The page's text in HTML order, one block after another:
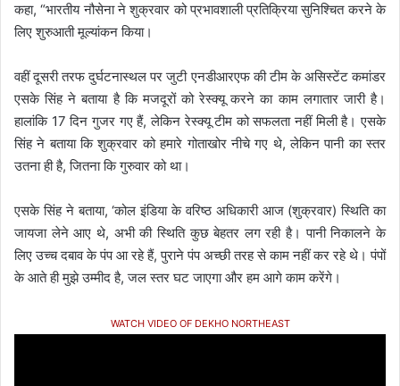
कहा, “भारतीय नौसेना ने शुक्रवार को प्रभावशाली प्रतिक्रिया सुनिश्चित करने के
लिए शुरुआती मूल्यांकन किया।
वहीं दूसरी तरफ दुर्घटनास्थल पर जुटी एनडीआरएफ की टीम के असिस्टेंट कमांडर
एसके सिंह ने बताया है कि मजदूरों को रेस्क्यू करने का काम लगातार जारी है।
हालांकि 17 दिन गुजर गए हैं, लेकिन रेस्क्यू टीम को सफलता नहीं मिली है। एसके
सिंह ने बताया कि शुक्रवार को हमारे गोताखोर नीचे गए थे, लेकिन पानी का स्तर
उतना ही है, जितना कि गुरुवार को था।
एसके सिंह ने बताया, ‘कोल इंडिया के वरिष्ठ अधिकारी आज (शुक्रवार) स्थिति का
जायजा लेने आए थे, अभी की स्थिति कुछ बेहतर लग रही है। पानी निकालने के
लिए उच्च दबाव के पंप आ रहे हैं, पुराने पंप अच्छी तरह से काम नहीं कर रहे थे। पंपों
के आते ही मुझे उम्मीद है, जल स्तर घट जाएगा और हम आगे काम करेंगे।
WATCH VIDEO OF DEKHO NORTHEAST